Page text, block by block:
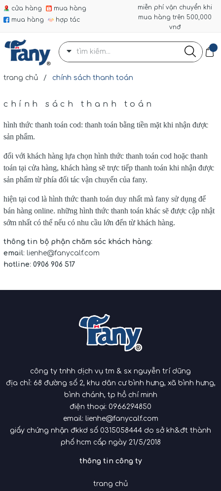
cửa hàng
mua hàng
mua hàng
hợp tác
miễn phí vận chuyển khi
mua hàng trên 500,000
vnđ
trang chủ / chính sách thanh toán
chính sách thanh toán
hình thức thanh toán cod: thanh toán bằng tiền mặt khi nhận được
sản phẩm.
đối với khách hàng lựa chọn hình thức thanh toán cod hoặc thanh
toán tại cửa hàng, khách hàng sẽ trực tiếp thanh toán khi nhận được
sản phẩm từ phía đối tác vận chuyển của fany.
hiện tại cod là hình thức thanh toán duy nhất mà fany sử dụng để
bán hàng online. những hình thức thanh toán khác sẽ được cập nhật
sớm nhất có thể nếu có nhu cầu lớn đến từ khách hàng.
thông tin bộ phận chăm sóc khách hàng:
email: lienhe@fanycalf.com
hotline: 0906 906 517
công ty tnhh dịch vụ tm & sx nguyễn trí dũng
địa chỉ: 68 đường số 2, khu dân cư bình hưng, xã bình hưng,
bình chánh, tp hồ chí minh
điện thoại: 0966294850
email: lienhe@fanycalf.com
giấy chứng nhận đkkd số 0315058444 do sở kh&đt thành
phố hcm cấp ngày 21/5/2018
thông tin công ty
trang chủ